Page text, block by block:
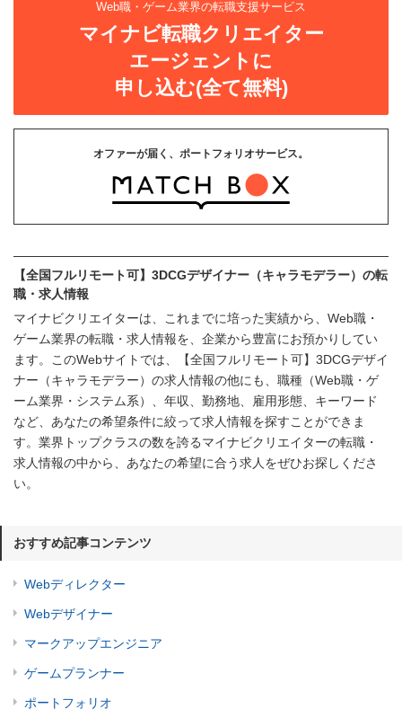
Web職・ゲーム業界の転職支援サービス
マイナビ転職クリエイター
エージェントに
申し込む(全て無料)
オファーが届く、ポートフォリオサービス。
【全国フルリモート可】3DCGデザイナー（キャラモデラー）の転
職・求人情報
マイナビクリエイターは、これまでに培った実績から、Web職・
ゲーム業界の転職・求人情報を、企業から豊富にお預かりしてい
ます。このWebサイトでは、【全国フルリモート可】3DCGデザイ
ナー（キャラモデラー）の求人情報の他にも、職種（Web職・ゲ
ーム業界・システム系）、年収、勤務地、雇用形態、キーワード
など、あなたの希望条件に絞って求人情報を探すことができま
す。業界トップクラスの数を誇るマイナビクリエイターの転職・
求人情報の中から、あなたの希望に合う求人をぜひお探しくださ
い。
おすすめ記事コンテンツ
Webディレクター
Webデザイナー
マークアップエンジニア
ゲームプランナー
ポートフォリオ